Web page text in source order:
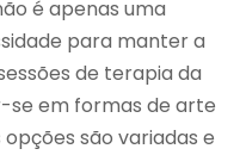
é apenas uma
para manter a
de terapia da
se em formas de arte
são variadas e